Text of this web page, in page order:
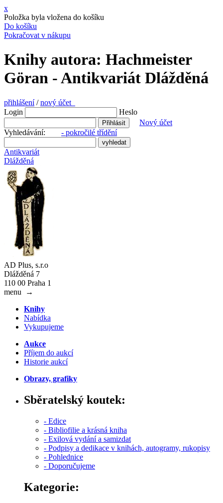
x
Položka byla vložena do košíku
Do košíku
Pokračovat v nákupu
Knihy autora: Hachmeister
Göran - Antikvariát Dlážděná
přihlášení/nový účet
Login
Heslo
Nový účet
Vyhledávání: - pokročilé třídění
Antikvariát
Dlážděná
AD Plus, s.r.o
Dlážděná 7
110 00 Praha 1
menu
→
Knihy
Nabídka
Vykupujeme
Aukce
Příjem do aukcí
Historie aukcí
Obrazy, grafiky
Sběratelský koutek:
- Edice
- Bibliofilie a krásná kniha
- Exilová vydání a samizdat
- Podpisy a dedikace v knihách, autogramy, rukopisy
- Pohlednice
- Doporučujeme
Kategorie: